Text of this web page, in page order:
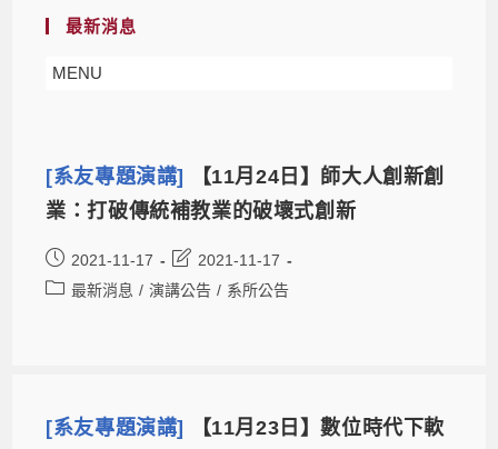
最新消息
MENU
[系友專題演講]
【11月24日】師大人創新創
業：打破傳統補教業的破壞式創新
2021-11-17
2021-11-17
最新消息 / 演講公告 / 系所公告
[系友專題演講]
【11月23日】數位時代下軟